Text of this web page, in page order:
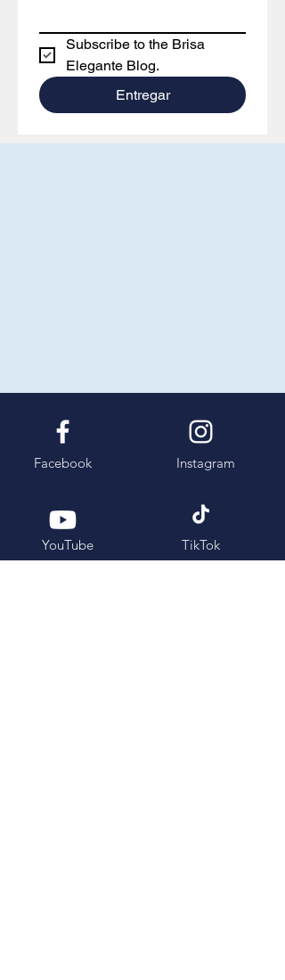
Subscribe to the Brisa
Elegante Blog.
Entregar
Facebook
YouTube
Instagram
TikTok